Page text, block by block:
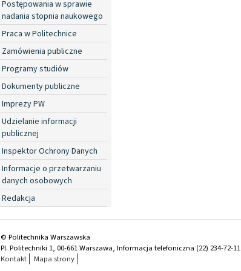
Postępowania w sprawie
nadania stopnia naukowego
Praca w Politechnice
Zamówienia publiczne
Programy studiów
Dokumenty publiczne
Imprezy PW
Udzielanie informacji
publicznej
Inspektor Ochrony Danych
Informacje o przetwarzaniu
danych osobowych
Redakcja
© Politechnika Warszawska
Pl. Politechniki 1, 00-661 Warszawa, Informacja telefoniczna (22) 234-72-11
Kontakt
Mapa strony